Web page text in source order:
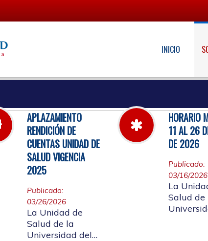
INICIO
APLAZAMIENTO
RENDICIÓN DE
CUENTAS UNIDAD DE
SALUD VIGENCIA
2025
Publicado:
03/26/2026
La Unidad de
Salud de la
Universidad del
HORARIO
11 AL 26
DE 2026
Publicado:
03/16/2026
La
Salud de